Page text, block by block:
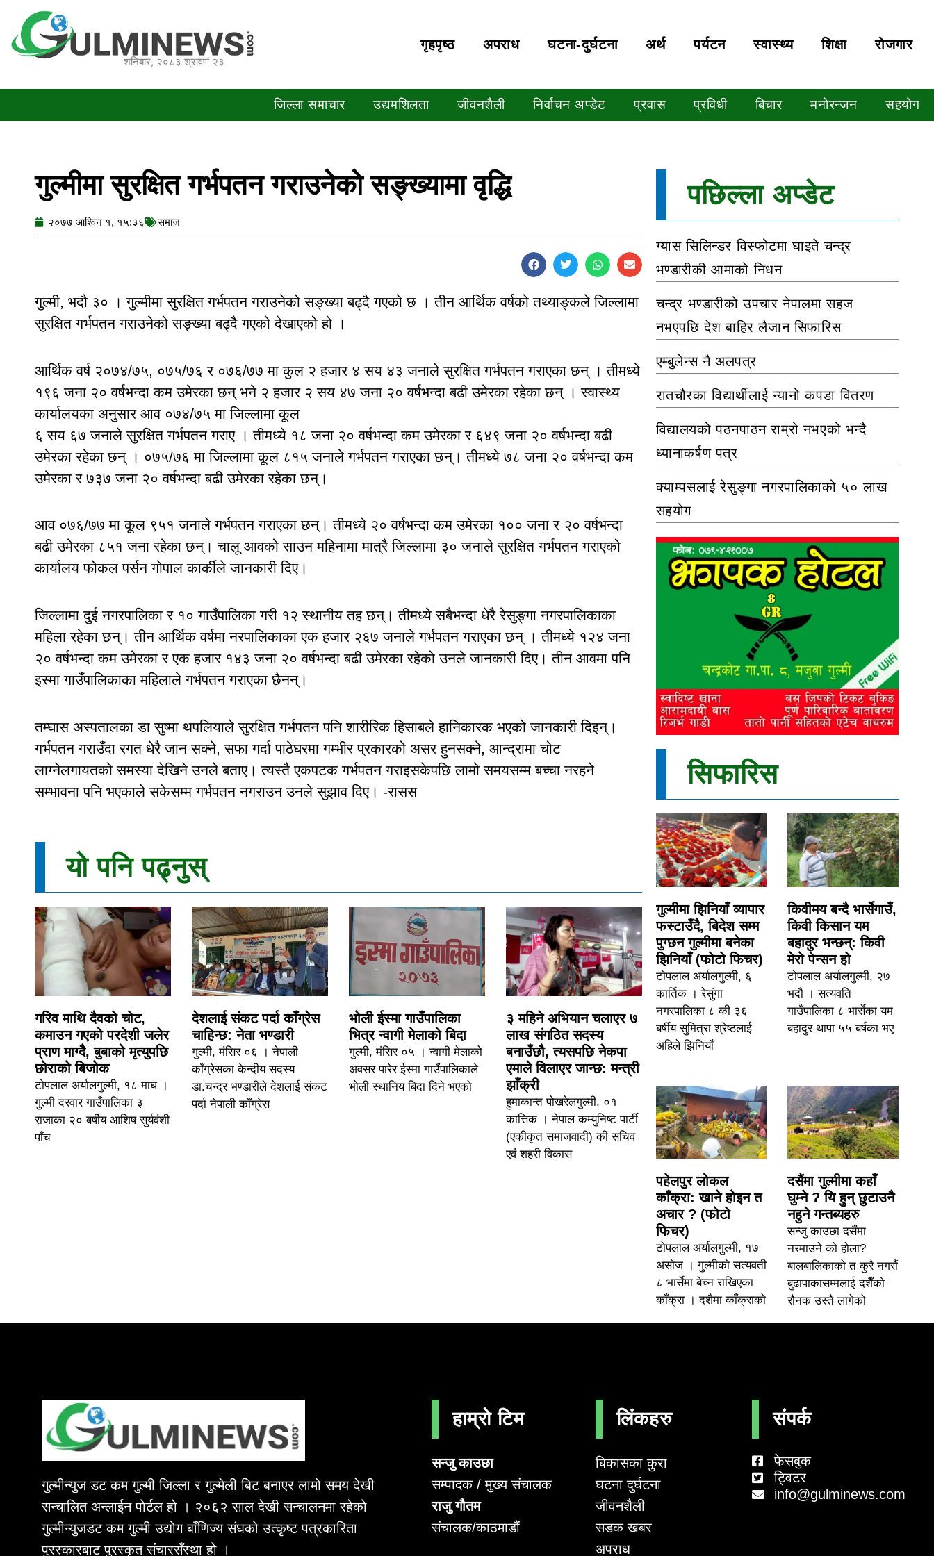
content
शनिबार, २०८३ श्रावण २३
गृहपृष्‍ठ अपराध घटना-दुर्घटना अर्थ पर्यटन स्वास्थ्य शिक्षा रोजगार
जिल्ला समाचार उद्यमशिलता जीवनशैली निर्वाचन अप्डेट प्रवास प्रविधी बिचार मनोरन्जन सहयोग
गुल्मीमा सुरक्षित गर्भपतन गराउनेको सङ्ख्यामा वृद्धि
२०७७ आश्विन १, १५:३६ समाज
गुल्मी, भदौ ३० । गुल्मीमा सुरक्षित गर्भपतन गराउनेको सङ्ख्या बढ्दै गएको छ । तीन आर्थिक वर्षको तथ्याङ्कले जिल्लामा
सुरक्षित गर्भपतन गराउनेको सङ्ख्या बढ्दै गएको देखाएको हो ।
आर्थिक वर्ष २०७४/७५, ०७५/७६ र ०७६/७७ मा कुल २ हजार ४ सय ४३ जनाले सुरक्षित गर्भपतन गराएका छन् । तीमध्ये
१९६ जना २० वर्षभन्दा कम उमेरका छन् भने २ हजार २ सय ४७ जना २० वर्षभन्दा बढी उमेरका रहेका छन् । स्वास्थ्य
कार्यालयका अनुसार आव ०७४/७५ मा जिल्लामा कूल
६ सय ६७ जनाले सुरक्षित गर्भपतन गराए । तीमध्ये १८ जना २० वर्षभन्दा कम उमेरका र ६४९ जना २० वर्षभन्दा बढी
उमेरका रहेका छन् । ०७५/७६ मा जिल्लामा कूल ८१५ जनाले गर्भपतन गराएका छन्। तीमध्ये ७८ जना २० वर्षभन्दा कम
उमेरका र ७३७ जना २० वर्षभन्दा बढी उमेरका रहेका छन्।
आव ०७६/७७ मा कूल ९५१ जनाले गर्भपतन गराएका छन्। तीमध्ये २० वर्षभन्दा कम उमेरका १०० जना र २० वर्षभन्दा
बढी उमेरका ८५१ जना रहेका छन्। चालू आवको साउन महिनामा मात्रै जिल्लामा ३० जनाले सुरक्षित गर्भपतन गराएको
कार्यालय फोकल पर्सन गोपाल कार्कीले जानकारी दिए।
जिल्लामा दुई नगरपालिका र १० गाउँपालिका गरी १२ स्थानीय तह छन्। तीमध्ये सबैभन्दा धेरै रेसुङ्गा नगरपालिकाका
महिला रहेका छन्। तीन आर्थिक वर्षमा नरपालिकाका एक हजार २६७ जनाले गर्भपतन गराएका छन् । तीमध्ये १२४ जना
२० वर्षभन्दा कम उमेरका र एक हजार १४३ जना २० वर्षभन्दा बढी उमेरका रहेको उनले जानकारी दिए। तीन आवमा पनि
इस्मा गाउँपालिकाका महिलाले गर्भपतन गराएका छैनन्।
तम्घास अस्पतालका डा सुष्मा थपलियाले सुरक्षित गर्भपतन पनि शारीरिक हिसाबले हानिकारक भएको जानकारी दिइन्।
गर्भपतन गराउँदा रगत धेरै जान सक्ने, सफा गर्दा पाठेघरमा गम्भीर प्रकारको असर हुनसक्ने, आन्द्रामा चोट
लाग्नेलगायतको समस्या देखिने उनले बताए। त्यस्तै एकपटक गर्भपतन गराइसकेपछि लामो समयसम्म बच्चा नरहने
सम्भावना पनि भएकाले सकेसम्म गर्भपतन नगराउन उनले सुझाव दिए। -रासस
यो पनि पढ्नुस्
गरिव माथि दैवको चोट,
कमाउन गएको परदेशी जलेर
प्राण माग्दैै, बुबाको मृत्युपछि
छोराको बिजोक
टोपलाल अर्यालगुल्मी, १८ माघ ।
गुल्मी दरवार गाउँपालिका ३
राजाका २० बर्षीय आशिष सुर्यवंशी
पाँच
देशलाई संकट पर्दा काँग्रेस
चाहिन्छ: नेता भण्डारी
गुल्मी, मंसिर ०६ । नेपाली
काँग्रेसका केन्दीय सदस्य
डा.चन्द्र भण्डारीले देशलाई संकट
पर्दा नेपाली काँग्रेस
भोली ईस्मा गाउँपालिका
भित्र न्वागी मेलाको बिदा
गुल्मी, मंसिर ०५ । न्वागी मेलाको
अवसर पारेर ईस्मा गाउँपालिकाले
भोली स्थानिय बिदा दिने भएको
३ महिने अभियान चलाएर ७
लाख संगठित सदस्य
बनाउँछौ, त्यसपछि नेकपा
एमाले विलाएर जान्छ: मन्त्री
झाँक्री
हुमाकान्त पोखरेलगुल्मी, ०१
कात्तिक । नेपाल कम्युनिष्ट पार्टी
(एकीकृत समाजवादी) की सचिव
एवं शहरी विकास
पछिल्ला अप्डेट
ग्यास सिलिन्डर विस्फोटमा घाइते चन्द्र
भण्डारीकी आमाको निधन
चन्द्र भण्डारीको उपचार नेपालमा सहज
नभएपछि देश बाहिर लैजान सिफारिस
एम्बुलेन्स नै अलपत्र
रातचौरका विद्यार्थीलाई न्यानो कपडा वितरण
विद्यालयको पठनपाठन राम्रो नभएको भन्दै
ध्यानाकर्षण पत्र
क्याम्पसलाई रेसुङ्गा नगरपालिकाको ५० लाख
सहयोग
सिफारिस
गुल्मीमा झिनियाँ व्यापार
फस्टाउँदै, बिदेश सम्म
पुग्छन गुल्मीमा बनेका
झिनियाँ (फोटो फिचर)
टोपलाल अर्यालगुल्मी, ६
कार्तिक । रेसुंगा
नगरपालिका ८ की ३६
बर्षीय सुमित्रा श्रेष्ठलाई
अहिले झिनियाँ
किवीमय बन्दै भार्सेगाउँ,
किवी किसान यम
बहादुर भन्छन्: किवी
मेरो पेन्सन हो
टोपलाल अर्यालगुल्मी, २७
भदौ । सत्यवति
गाउँपालिका ८ भार्सेका यम
बहादुर थापा ५५ बर्षका भए
पहेलपुर लोकल
काँक्रा: खाने होइन त
अचार ? (फोटो
फिचर)
टोपलाल अर्यालगुल्मी, १७
असोज । गुल्मीको सत्यवती
८ भार्सेमा बेच्न राखिएका
काँक्रा । दशैमा काँक्राको
दसैंमा गुल्मीमा कहाँ
घुम्ने ? यि हुन् छुटाउनै
नहुने गन्तब्यहरु
सन्जु काउछा दसैंमा
नरमाउने को होला?
बालबालिकाको त कुरै नगरौं
बुढापाकासम्मलाई दशैँको
रौनक उस्तै लागेको
गुल्मीन्युज डट कम गुल्मी जिल्ला र गुल्मेली बिट बनाएर लामो समय देखी
सन्चालित अन्लाईन पोर्टल हो । २०६२ साल देखी सन्चालनमा रहेको
गुल्मीन्युजडट कम गुल्मी उद्योग बाँणिज्य संघको उत्कृष्ट पत्रकारिता
पुरस्कारबाट पुरस्कृत संचारसँस्था हो ।
हाम्रो टिम
सन्जु काउछा
सम्पादक / मुख्य संचालक
राजु गौतम
संचालक/काठमाडौं
लिंकहरु
बिकासका कुरा
घटना दुर्घटना
जीवनशैली
सडक खबर
अपराध
संपर्क
फेसबुक
ट्विटर
info@gulminews.com